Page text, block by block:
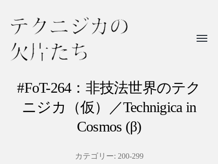
ク
#FoT-264：非技法世界のテク
ニジカ（仮）／Technigica in
Cosmos (β)
カテゴリー: 200-299